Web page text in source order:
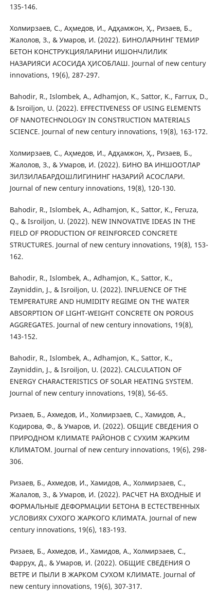
135-146.
Холмирзаев, С., Аҳмедов, И., Адҳамжон, Ҳ., Ризаев, Б.,
Жалолов, З., & Умаров, И. (2022). БИНОЛАРНИНГ ТЕМИР
БЕТОН КОНСТРУКЦИЯЛАРИНИ ИШОНЧЛИЛИК
НАЗАРИЯСИ АСОСИДА ҲИСОБЛАШ. Journal of new century
innovations, 19(6), 287-297.
Bahodir, R., Islombek, A., Adhamjon, K., Sattor, K., Farrux, D.,
& Isroiljon, U. (2022). EFFECTIVENESS OF USING ELEMENTS
OF NANOTECHNOLOGY IN CONSTRUCTION MATERIALS
SCIENCE. Journal of new century innovations, 19(8), 163-172.
Холмирзаев, С., Аҳмедов, И., Адҳамжон, Ҳ., Ризаев, Б.,
Жалолов, З., & Умаров, И. (2022). БИНО ВА ИНШООТЛАР
ЗИЛЗИЛАБАРДОШЛИГИНИНГ НАЗАРИЙ АСОСЛАРИ.
Journal of new century innovations, 19(8), 120-130.
Bahodir, R., Islombek, A., Adhamjon, K., Sattor, K., Feruza,
Q., & Isroiljon, U. (2022). NEW INNOVATIVE IDEAS IN THE
FIELD OF PRODUCTION OF REINFORCED CONCRETE
STRUCTURES. Journal of new century innovations, 19(8), 153-
162.
Bahodir, R., Islombek, A., Adhamjon, K., Sattor, K.,
Zayniddin, J., & Isroiljon, U. (2022). INFLUENCE OF THE
TEMPERATURE AND HUMIDITY REGIME ON THE WATER
ABSORPTION OF LIGHT-WEIGHT CONCRETE ON POROUS
AGGREGATES. Journal of new century innovations, 19(8),
143-152.
Bahodir, R., Islombek, A., Adhamjon, K., Sattor, K.,
Zayniddin, J., & Isroiljon, U. (2022). CALCULATION OF
ENERGY CHARACTERISTICS OF SOLAR HEATING SYSTEM.
Journal of new century innovations, 19(8), 56-65.
Ризаев, Б., Ахмедов, И., Холмирзаев, С., Хамидов, А.,
Кодирова, Ф., & Умаров, И. (2022). ОБЩИЕ СВЕДЕНИЯ О
ПРИРОДНОМ КЛИМАТЕ РАЙОНОВ С СУХИМ ЖАРКИМ
КЛИМАТОМ. Journal of new century innovations, 19(6), 298-
306.
Ризаев, Б., Ахмедов, И., Хамидов, А., Холмирзаев, С.,
Жалалов, З., & Умаров, И. (2022). РАСЧЕТ НА ВХОДНЫЕ И
ФОРМАЛЬНЫЕ ДЕФОРМАЦИИ БЕТОНА В ЕСТЕСТВЕННЫХ
УСЛОВИЯХ СУХОГО ЖАРКОГО КЛИМАТА. Journal of new
century innovations, 19(6), 183-193.
Ризаев, Б., Ахмедов, И., Хамидов, А., Холмирзаев, С.,
Фаррух, Д., & Умаров, И. (2022). ОБЩИЕ СВЕДЕНИЯ О
ВЕТРЕ И ПЫЛИ В ЖАРКОМ СУХОМ КЛИМАТЕ. Journal of
new century innovations, 19(6), 307-317.